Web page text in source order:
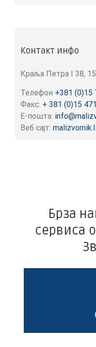
Контакт инфо
Краља Петра I 38,
Телефон +381 (0)15
Факс: + 381 (0)15
Е-пошта:
Веб сајт:
Брза
сервиса